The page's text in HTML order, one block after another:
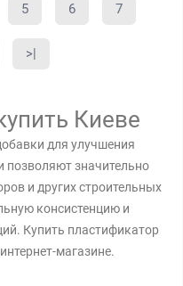
5 6 7
>|
Киеве
для улучшения
позволяют значительно
и других строительных
консистенцию и
Купить пластификатор
магазине.